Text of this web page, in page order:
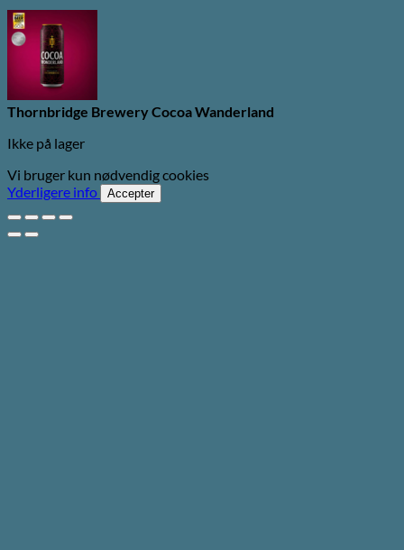
Thornbridge Brewery Cocoa Wanderland
Ikke på lager
Vi bruger kun nødvendig cookies
Yderligere info
Accepter